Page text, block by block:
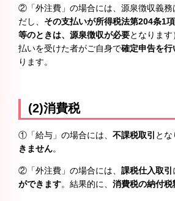
②「外注費」の場合には、源泉徴収義務
だし、 その支払いが所得税法第204条1
等のときは、源泉徴収が必要となりま
払いを受けた者がご自身で確定申告を行
ります。
(2)消費税
①「給与」の場合には、 不課税取引 とな
きません。
②「外注費」の場合には、 課税仕入取引
ができます。結果的に、 消費税の納付